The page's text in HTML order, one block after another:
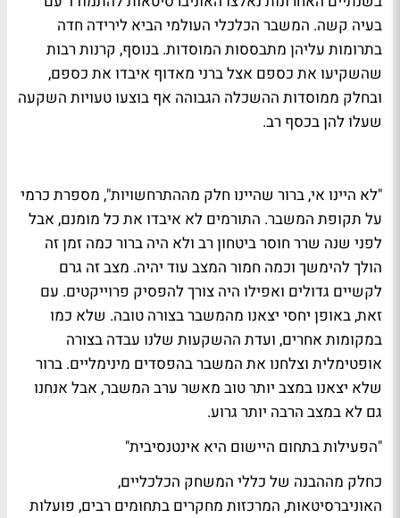
בעיה קשה. המשבר הכלכלי העולמי הביא לירידה חדה
בתרומות עליהן מתבססות המוסדות. בנוסף, קרנות רבות
שהשקיעו את כספם אצל ברני מאדוף איבדו את כספם,
ובחלק ממוסדות ההשכלה הגבוהה אף בוצעו טעויות השקעה
שעלו להן בכסף רב.
"לא היינו אי, ברור שהיינו חלק מההתרחשויות", מספרת כרמי
על תקופת המשבר. התורמים לא איבדו את כל מומנם, אבל
לפני שנה שרר חוסר ביטחון רב ולא היה ברור כמה זמן זה
הולך להימשך וכמה חמור המצב עוד יהיה. מצב זה גרם
לקשיים גדולים ואפילו היה צורך להפסיק פרוייקטים. עם
זאת, באופן יחסי יצאנו מהמשבר בצורה טובה. שלא כמו
במקומות אחרים, ועדת ההשקעות שלנו עבדה בצורה
אופטימלית וצלחנו את המשבר בהפסדים מינימליים. ברור
שלא יצאנו במצב יותר טוב מאשר ערב המשבר, אבל אנחנו
גם לא במצב הרבה יותר גרוע.
"הפעילות בתחום היישום היא אינטנסיבית"
כחלק מההבנה של כללי המשחק הכלכליים,
האוניברסיטאות, המרכזות מחקרים בתחומים רבים, פועלות